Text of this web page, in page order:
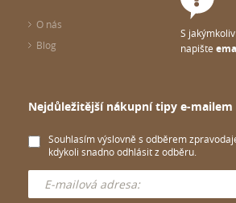
O nás
Blog
S
napište
Nejdůležitější nákupní tipy e-mailem
Souhlasím výslovně s odběrem
kdykoli snadno odhlásit z odběru.